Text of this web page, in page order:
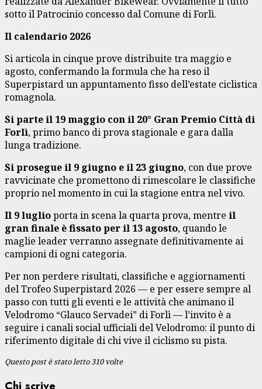
sotto il Patrocinio concesso dal Comune di Forlì.
Il calendario 2026
Si articola in cinque prove distribuite tra maggio e
agosto, confermando la formula che ha reso il
Superpistard un appuntamento fisso dell’estate ciclistica
romagnola.
Si parte il 19 maggio con il 20° Gran Premio Città di
Forlì, primo banco di prova stagionale e gara dalla
lunga tradizione.
Si prosegue il 9 giugno e il 23 giugno, con due prove
ravvicinate che promettono di rimescolare le classifiche
proprio nel momento in cui la stagione entra nel vivo.
Il 9 luglioporta in scena la quarta prova, mentre il
gran finale è fissato per il 13 agosto, quando le
maglie leader verranno assegnate definitivamente ai
campioni di ogni categoria.
Per non perdere risultati, classifiche e aggiornamenti
del Trofeo Superpistard 2026 — e per essere sempre al
passo con tutti gli eventi e le attività che animano il
Velodromo “Glauco Servadei” di Forlì — l’invito è a
seguire i canali social ufficiali del Velodromo: il punto di
riferimento digitale di chi vive il ciclismo su pista.
Questo post è stato letto 310 volte
Chi scrive